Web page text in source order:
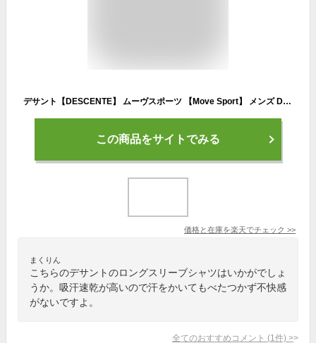
デサント【DESCENTE】 ムーヴスポーツ 【Move Sport】 メンズ DRYMESH ロングスリーブシャツ 長袖シャツ Tシャツ DMMUJB51 2022秋冬 (男性用/ロンT/トレーニングウェア/スポーツウェア/吸汗速乾)
この商品をサイトでみる
価格と在庫を楽天でチェック >>
まくりん
こちらのデサントのロングスリーブシャツはいかがでしょ
うか。吸汗速乾が高いので汗をかいてもべたつかず不快感
がないですよ。
全てのおすすめコメント (1 件) >